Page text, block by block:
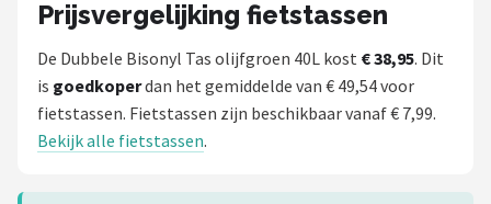
Cortina
Alle merken →
Prijsvergelijking fietstassen
De Dubbele Bisonyl Tas olijfgroen 40L kost € 38,95. Dit
is goedkoperdan het gemiddelde van € 49,54 voor
fietstassen. Fietstassen zijn beschikbaar vanaf € 7,99.
Bekijk alle fietstassen.